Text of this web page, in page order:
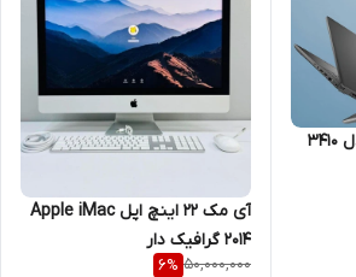
آی مک 22 اینچ اپل Apple iMac
2014 گرافیک دار
50,000,000
6%